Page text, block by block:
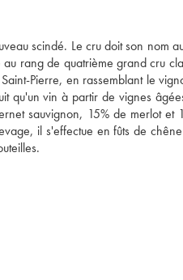
scindé. Le cru doit son nom
rang de quatrième grand cru
Pierre, en rassemblant le
qu'un vin à partir de vignes
sauvignon, 15% de merlot et
il s'effectue en fûts de